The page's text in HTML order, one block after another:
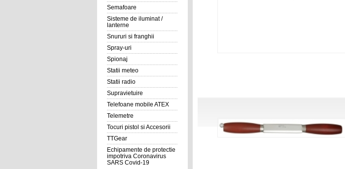
Semafoare
Sisteme de iluminat /
lanterne
Snururi si franghii
Spray-uri
Spionaj
Statii meteo
Statii radio
Supravietuire
Telefoane mobile ATEX
Telemetre
Tocuri pistol si Accesorii
TTGear
Echipamente de protectie
impotriva Coronavirus
SARS Covid-19